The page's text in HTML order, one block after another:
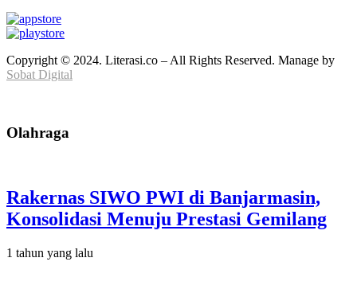
Copyright © 2024. Literasi.co – All Rights Reserved. Manage by
Sobat Digital
Olahraga
Rakernas SIWO PWI di Banjarmasin,
Konsolidasi Menuju Prestasi Gemilang
1 tahun yang lalu